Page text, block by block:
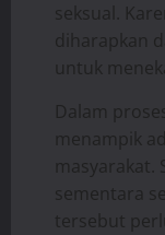
seksual.
diharapkan
untuk
Dalam
menampik
masyarakat.
sementara
tersebut